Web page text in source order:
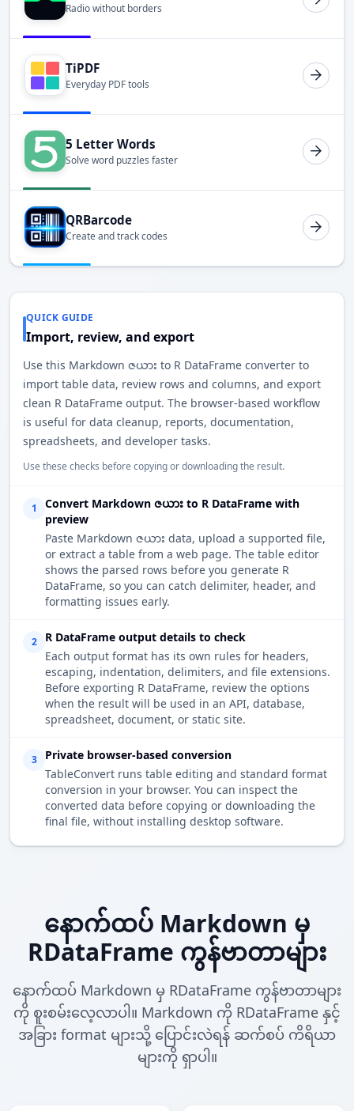
Radio without borders
TiPDF
Everyday PDF tools
5 Letter Words
Solve word puzzles faster
QRBarcode
Create and track codes
QUICK GUIDE
Import, review, and export
Use this Markdown ဇယား to R DataFrame converter to
import table data, review rows and columns, and export
clean R DataFrame output. The browser-based workflow
is useful for data cleanup, reports, documentation,
spreadsheets, and developer tasks.
Use these checks before copying or downloading the result.
1
Convert Markdown ဇယား to R DataFrame with
preview
Paste Markdown ဇယား data, upload a supported file,
or extract a table from a web page. The table editor
shows the parsed rows before you generate R
DataFrame, so you can catch delimiter, header, and
formatting issues early.
2
R DataFrame output details to check
Each output format has its own rules for headers,
escaping, indentation, delimiters, and file extensions.
Before exporting R DataFrame, review the options
when the result will be used in an API, database,
spreadsheet, document, or static site.
3
Private browser-based conversion
TableConvert runs table editing and standard format
conversion in your browser. You can inspect the
converted data before copying or downloading the
final file, without installing desktop software.
နောက်ထပ် Markdown မှ
RDataFrame ကွန်ဗာတာများ
နောက်ထပ် Markdown မှ RDataFrame ကွန်ဗာတာများ
ကို စူးစမ်းလေ့လာပါ။ Markdown ကို RDataFrame နှင့်
အခြား format များသို့ ပြောင်းလဲရန် ဆက်စပ် ကိရိယာ
များကို ရှာပါ။